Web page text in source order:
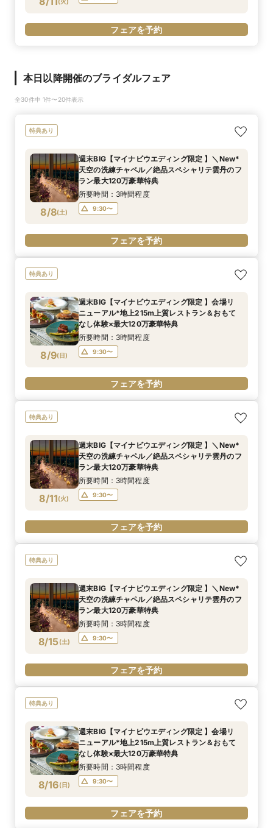
フェアを予約
本日以降開催のブライダルフェア
全30件中 1件〜20件表示
特典あり
8/8(土)
週末BIG【マイナビウエディング限定 】＼New*
天空の洗練チャペル／絶品スペシャリテ雲丹のフ
ラン最大120万豪華特典
所要時間：3時間程度
9:30〜
フェアを予約
特典あり
8/9(日)
週末BIG【マイナビウエディング限定 】会場リ
ニューアル*地上215m上質レストラン＆おもて
なし体験×最大120万豪華特典
所要時間：3時間程度
9:30〜
フェアを予約
特典あり
8/11(火)
週末BIG【マイナビウエディング限定 】＼New*
天空の洗練チャペル／絶品スペシャリテ雲丹のフ
ラン最大120万豪華特典
所要時間：3時間程度
9:30〜
フェアを予約
特典あり
8/15(土)
週末BIG【マイナビウエディング限定 】＼New*
天空の洗練チャペル／絶品スペシャリテ雲丹のフ
ラン最大120万豪華特典
所要時間：3時間程度
9:30〜
フェアを予約
特典あり
8/16(日)
週末BIG【マイナビウエディング限定 】会場リ
ニューアル*地上215m上質レストラン＆おもて
なし体験×最大120万豪華特典
所要時間：3時間程度
9:30〜
フェアを予約